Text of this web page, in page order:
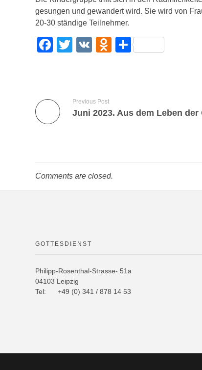
gesungen und gewandert wird. Sie wird von
20-30 ständige Teilnehmer.
F
b
o
T
V
O
kl
T
Previous Post
Comments are closed.
GOTTESDIENST
Philipp-Rosenthal-Strasse- 51a
04103 Leipzig
Tel: +49 (0) 341 / 878 14 53